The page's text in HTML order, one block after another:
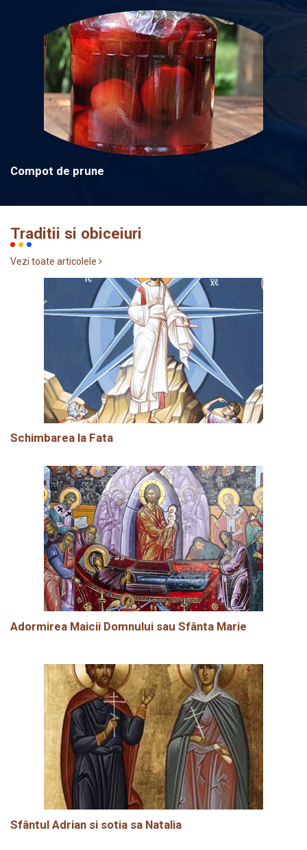
Compot de prune
Traditii si obiceiuri
Vezi toate articolele
Schimbarea la Fata
Adormirea Maicii Domnului sau Sfânta Marie
Sfântul Adrian si sotia sa Natalia